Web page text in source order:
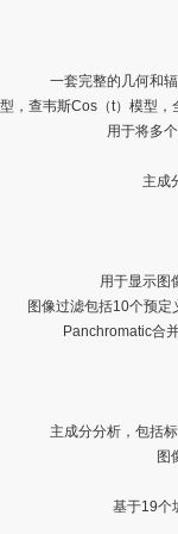
一套完整的几何和
，查韦斯Cos（t）模型
用于将多
主成
用于显示图
图像过滤包括10个预定
Panchromatic合
主成分分析，包括
图
基于19个